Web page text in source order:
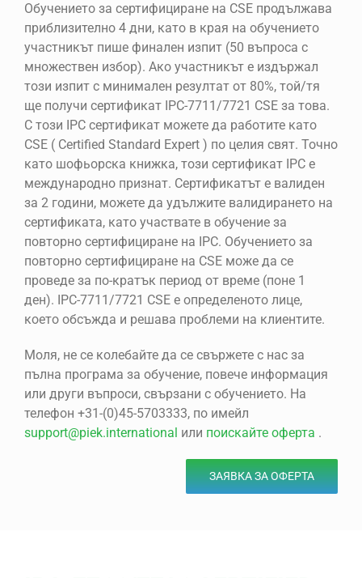
Обучението за сертифициране на CSE продължава
приблизително 4 дни, като в края на обучението
участникът пише финален изпит (50 въпроса с
множествен избор). Ако участникът е издържал
този изпит с минимален резултат от 80%, той/тя
ще получи сертификат IPC-7711/7721 CSE за това.
С този IPC сертификат можете да работите като
CSE ( Certified Standard Expert ) по целия свят. Точно
като шофьорска книжка, този сертификат IPC е
международно признат. Сертификатът е валиден
за 2 години, можете да удължите валидирането на
сертификата, като участвате в обучение за
повторно сертифициране на IPC. Обучението за
повторно сертифициране на CSE може да се
проведе за по-кратък период от време (поне 1
ден). IPC-7711/7721 CSE е определеното лице,
което обсъжда и решава проблеми на клиентите.
Моля, не се колебайте да се свържете с нас за
пълна програма за обучение, повече информация
или други въпроси, свързани с обучението. На
телефон +31-(0)45-5703333, по имейл
support@piek.international или поискайте оферта .
ЗАЯВКА ЗА ОФЕРТА